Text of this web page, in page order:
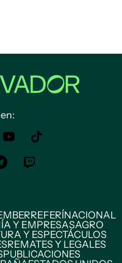
REFERÍNACIONAL
Y EMPRESASAGRO
Y ESPECTÁCULOS
REMATES Y LEGALES
PUBLICACIONES